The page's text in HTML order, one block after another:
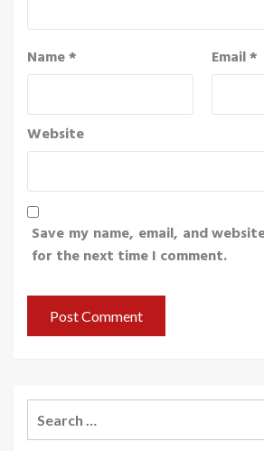
Name* Email*
Website
Save my name, email, and
for the next time I comment.
for: